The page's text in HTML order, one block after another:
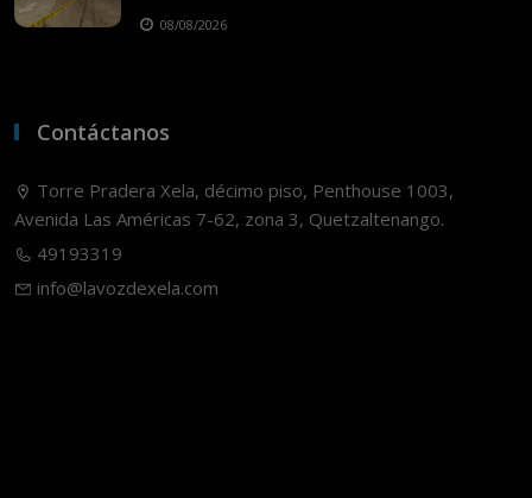
08/08/2026
Contáctanos
Torre Pradera Xela, décimo piso, Penthouse 1003,
Avenida Las Américas 7-62, zona 3, Quetzaltenango.
49193319
info@lavozdexela.com